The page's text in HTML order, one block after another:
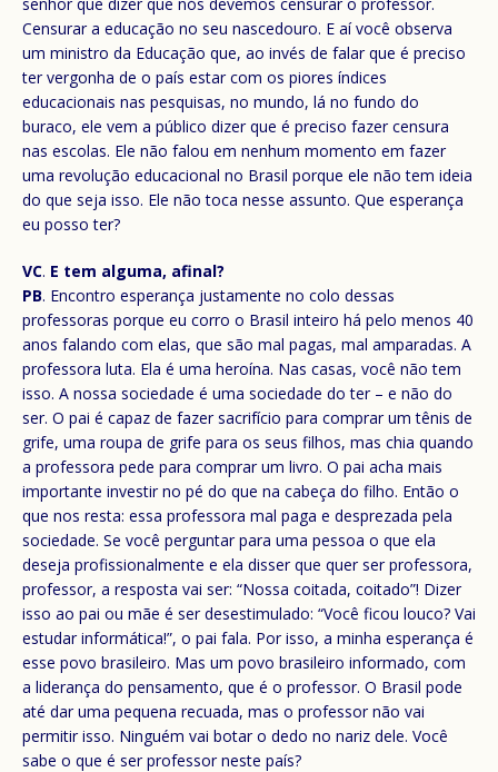
Censurar a educação no seu nascedouro. E aí você observa
um ministro da Educação que, ao invés de falar que é preciso
ter vergonha de o país estar com os piores índices
educacionais nas pesquisas, no mundo, lá no fundo do
buraco, ele vem a público dizer que é preciso fazer censura
nas escolas. Ele não falou em nenhum momento em fazer
uma revolução educacional no Brasil porque ele não tem ideia
do que seja isso. Ele não toca nesse assunto. Que esperança
eu posso ter?
VC. E tem alguma, afinal?
PB. Encontro esperança justamente no colo dessas
professoras porque eu corro o Brasil inteiro há pelo menos 40
anos falando com elas, que são mal pagas, mal amparadas. A
professora luta. Ela é uma heroína. Nas casas, você não tem
isso. A nossa sociedade é uma sociedade do ter – e não do
ser. O pai é capaz de fazer sacrifício para comprar um tênis de
grife, uma roupa de grife para os seus filhos, mas chia quando
a professora pede para comprar um livro. O pai acha mais
importante investir no pé do que na cabeça do filho. Então o
que nos resta: essa professora mal paga e desprezada pela
sociedade. Se você perguntar para uma pessoa o que ela
deseja profissionalmente e ela disser que quer ser professora,
professor, a resposta vai ser: “Nossa coitada, coitado”! Dizer
isso ao pai ou mãe é ser desestimulado: “Você ficou louco? Vai
estudar informática!”, o pai fala. Por isso, a minha esperança é
esse povo brasileiro. Mas um povo brasileiro informado, com
a liderança do pensamento, que é o professor. O Brasil pode
até dar uma pequena recuada, mas o professor não vai
permitir isso. Ninguém vai botar o dedo no nariz dele. Você
sabe o que é ser professor neste país?